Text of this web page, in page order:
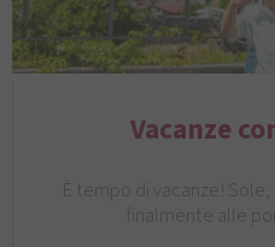
Vacanze
È tempo di vacanze! Sole,
finalmente alle